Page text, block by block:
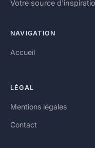
Votre source
NAVIGATION
Accueil
LÉGAL
Mentions légales
Contact